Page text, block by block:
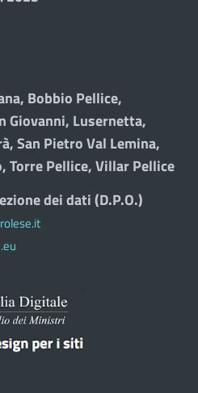
Bobbio Pellice,
Giovanni, Lusernetta,
San Pietro Val Lemina,
Torre Pellice, Villar Pellice
dei dati (D.P.O.)